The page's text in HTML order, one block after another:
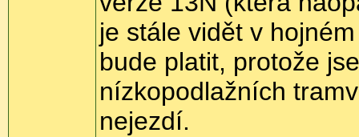
je stále vidět v
bude platit, protože
nízkopodlažních
nejezdí.